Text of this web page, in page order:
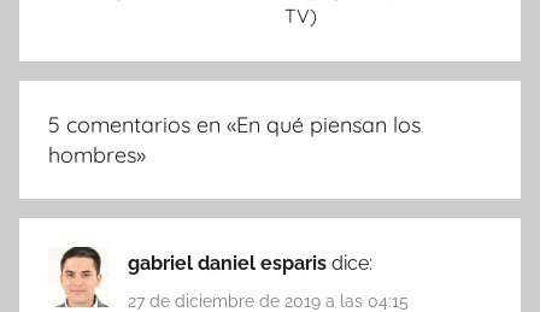
TV)
5 comentarios en «En qué piensan los
hombres»
gabriel daniel esparis dice:
27 de diciembre de 2019 a las 04:15